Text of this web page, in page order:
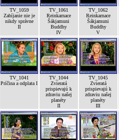
TV_1059
Zabíjanie nie je
nikdy správne
II
TV_1061
Reinkarnace
Šákjamuni
Buddhy
IV
TV_1062
Reinkarnace
Šákjamuni
Buddhy
V
TV_1041
Príčina a odplata I
TV_1044
Zvieratá
prispievajú k
zdraviu našej
planéty
II
TV_1045
Zvieratá
prispievajú k
zdraviu našej
planéty
III